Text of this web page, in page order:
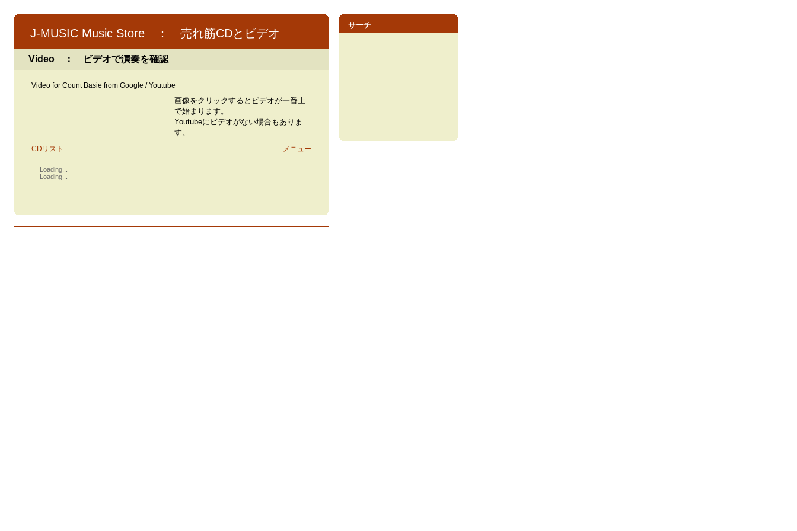
J-MUSIC Music Store ： 売れ筋CDとビデオ
Video ： ビデオで演奏を確認
Video for Count Basie from Google / Youtube
画像をクリックするとビデオが一番上
で始まります。
Youtubeにビデオがない場合もありま
す。
CDリスト メニュー
Loading...
Loading...
サーチ